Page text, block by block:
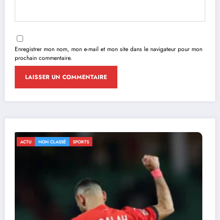
Enregistrer mon nom, mon e-mail et mon site dans le navigateur pour mon
prochain commentaire.
ACTU NON CLASSÉ SPORTS